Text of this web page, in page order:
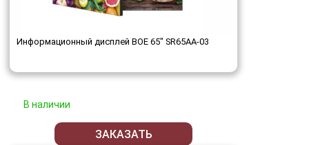
Информационный дисплей BOE 65" SR65AA-03
В наличии
ЗАКАЗАТЬ